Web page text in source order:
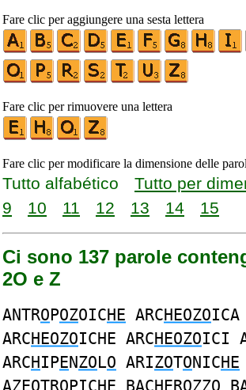
Fare clic per aggiungere una sesta lettera
Fare clic per rimuovere una lettera
Fare clic per modificare la dimensione delle
Tutto alfabético Tutto per
9
10 11 12 13 14 15
Ci sono 137 parole
2O e Z
ANTROPOZOICHE ARCHEOZOICA
ARCHEOZOICHE ARCHEOZOICI
ARCHIPENZOLO ARIZOTONICHE
AZEOTROPICHE BACHEROZZO